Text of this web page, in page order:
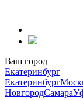
содержанию
Ваш город
Екатеринбург
Екатеринбург
НовгородСамара